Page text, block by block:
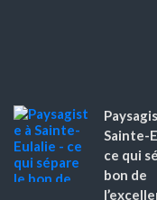
Sainte-
ce qui
bon de